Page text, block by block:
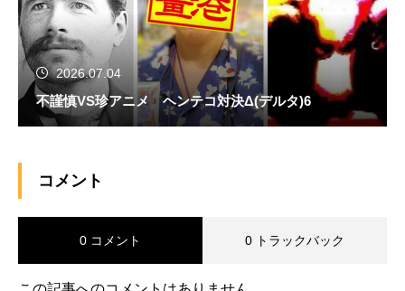
2026.07.04
不謹慎VS珍アニメ ヘンテコ対決Δ(デルタ)6
コメント
0 コメント 0 トラックバック